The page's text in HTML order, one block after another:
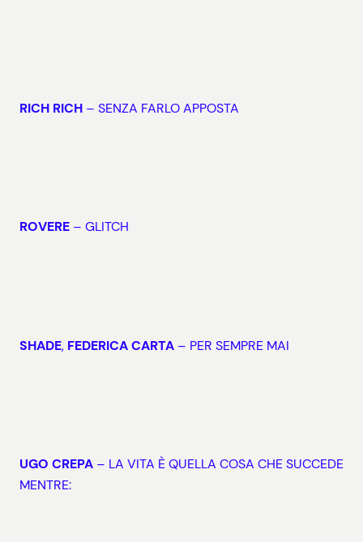
RICH RICH – SENZA FARLO APPOSTA
ROVERE – GLITCH
SHADE, FEDERICA CARTA – PER SEMPRE MAI
UGO CREPA – LA VITA È QUELLA COSA CHE SUCCEDE
MENTRE: